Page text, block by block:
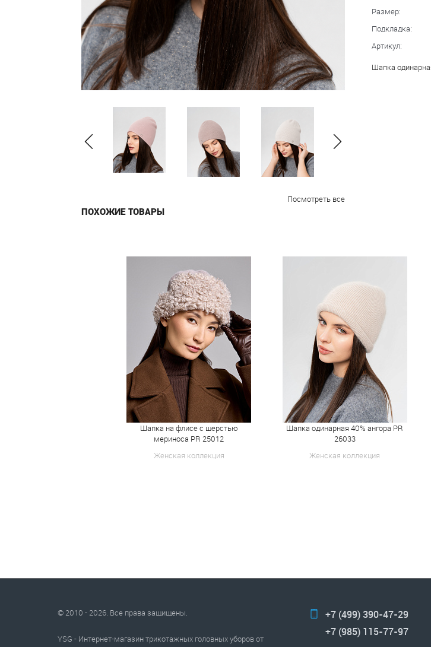
Посмотреть все
Размер:
Подкладка:
Артикул:
Шапка
ПОХОЖИЕ ТОВАРЫ
Шапка на флисе с шерстью
мериноса PR 25012
Женская коллекция
Шапка одинарная 40% ангора PR
26033
Женская коллекция
© 2010 - 2026. Все права защищены.
YSG - Интернет-магазин трикотажных головных уборов от
+7 (499) 390-47-29
+7 (985) 115-77-97